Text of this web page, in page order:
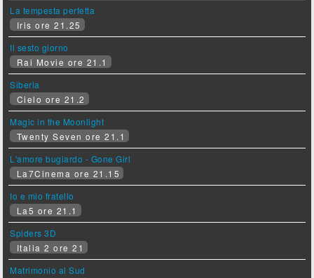
La tempesta perfetta
Iris ore 21.25
Il sesto giorno
Rai Movie ore 21.1
Siberia
Cielo ore 21.2
Magic in the Moonlight
Twenty Seven ore 21.1
L'amore bugiardo - Gone Girl
La7Cinema ore 21.15
Io e mio fratello
La5 ore 21.1
Spiders 3D
Italia 2 ore 21
Matrimonio al Sud